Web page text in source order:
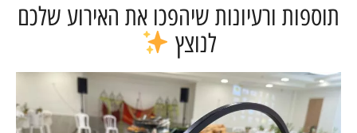
ורעיונות שיהפכו את האירוע שלכם
לנוצץ